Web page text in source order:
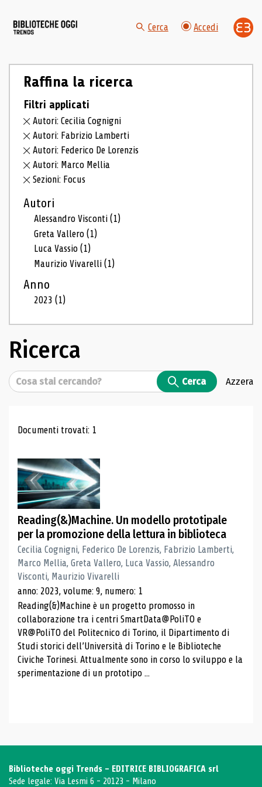
Cerca Accedi
Raffina la ricerca
Filtri applicati
Autori: Cecilia Cognigni
Autori: Fabrizio Lamberti
Autori: Federico De Lorenzis
Autori: Marco Mellia
Sezioni: Focus
Autori
Alessandro Visconti(1)
Greta Vallero(1)
Luca Vassio(1)
Maurizio Vivarelli(1)
Anno
2023(1)
Ricerca
Cerca Cerca Azzera
Risultati di ricerca
Documenti trovati: 1
Reading(&)Machine. Un modello prototipale
per la promozione della lettura in biblioteca
Cecilia Cognigni, Federico De Lorenzis, Fabrizio Lamberti,
Marco Mellia, Greta Vallero, Luca Vassio, Alessandro
Visconti, Maurizio Vivarelli
anno: 2023, volume: 9, numero: 1
Reading(&)Machine è un progetto promosso in
collaborazione tra i centri SmartData@PoliTO e
VR@PoliTO del Politecnico di Torino, il Dipartimento di
Studi storici dell’Università di Torino e le Biblioteche
Civiche Torinesi. Attualmente sono in corso lo sviluppo e la
sperimentazione di un prototipo ...
Biblioteche oggi Trends - EDITRICE BIBLIOGRAFICA srl
Sede legale: Via Lesmi 6 - 20123 - Milano